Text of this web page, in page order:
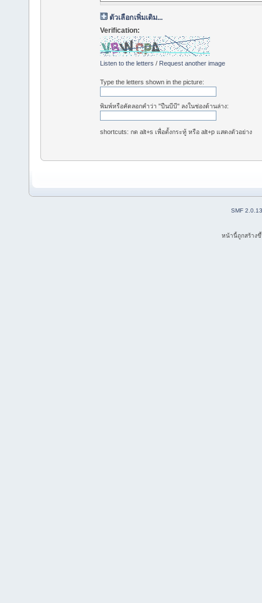
ตัวเลือกเพิ่มเติม...
Verification:
Listen to the letters / Request another image
Type the letters shown in the picture:
พิมพ์หรือคัดลอกคำว่า "ปืนบีบี" ลงในช่องด้านล่าง:
shortcuts: กด alt+s เพื่อตั้งกระทู้ หรือ alt+p แสดงตัวอย่าง
SMF 2.0.13
หน้านี้ถูกสร้าง